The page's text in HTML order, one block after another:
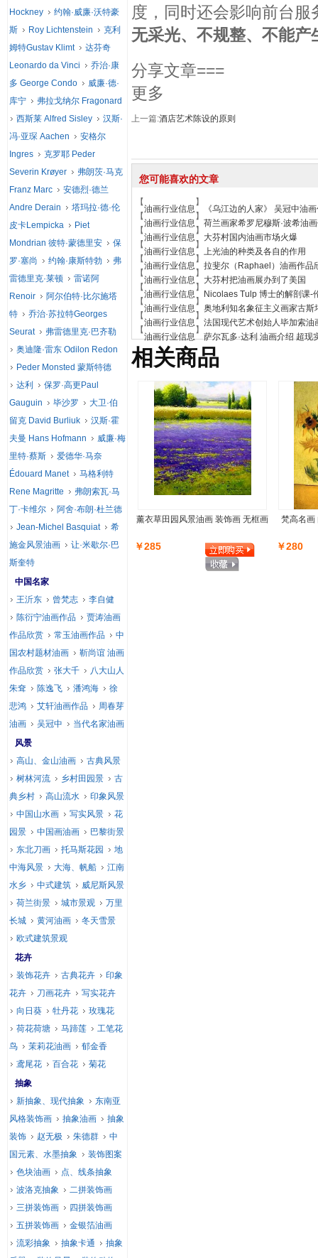
度，同时还会影响前台服
无采光、不规整、不能
分享文章===
更多
上一篇:酒店艺术陈设的原则
您可能喜欢的文章
【油画行业信息 】 《乌江边的人家》 吴冠中油
【油画行业信息 】 荷兰画家希罗尼穆斯·波希油
【油画行业信息 】 大芬村国内油画市场火爆
【油画行业信息 】 上光油的种类及各自的作用
【油画行业信息 】 拉斐尔（Raphael）油画作品
【油画行业信息 】 大芬村把油画展办到了美国
【油画行业信息 】 Nicolaes Tulp 博士的解剖课-
【油画行业信息 】 奥地利知名象征主义画家古斯
【油画行业信息 】 法国现代艺术创始人毕加索油
【油画行业信息】 萨尔瓦多·达利 油画介绍 超现
相关商品
薰衣草田园风景油画 装饰画 无框画
￥285
梵高名画
￥280
Hockney
约翰·威廉·沃特豪
斯
Roy Lichtenstein
克利
姆特Gustav Klimt
达芬奇
Leonardo da Vinci
乔治·康
多 George Condo
威廉·德·
库宁
弗拉戈纳尔 Fragonard
西斯莱 Alfred Sisley
汉斯·
冯·亚琛 Aachen
安格尔
Ingres
克罗耶 Peder
Severin Krøyer
弗朗茨·马克
Franz Marc
安德烈·德兰
Andre Derain
塔玛拉·德·伦
皮卡Lempicka
Piet
Mondrian 彼特·蒙德里安
保
罗·塞尚
约翰·康斯特勃
弗
雷德里克·莱顿
雷诺阿
Renoir
阿尔伯特·比尔施塔
特
乔治·苏拉特Georges
Seurat
弗雷德里克·巴齐勒
奥迪隆·雷东 Odilon Redon
Peder Monsted 蒙斯特德
达利
保罗·高更Paul
Gauguin
毕沙罗
大卫·伯
留克 David Burliuk
汉斯·霍
夫曼 Hans Hofmann
威廉·梅
里特·蔡斯
爱德华·马奈
Édouard Manet
马格利特
Rene Magritte
弗朗索瓦·马
丁·卡维尔
阿舍·布朗·杜兰德
Jean-Michel Basquiat
希
施金风景油画
让·米歇尔·巴
斯奎特
中国名家
王沂东
曾梵志
李自健
陈衍宁油画作品
贾涛油画
作品欣赏
常玉油画作品
中
国农村题材油画
靳尚谊 油画
作品欣赏
张大千
八大山人
朱耷
陈逸飞 潘鸿海
徐
悲鸿
艾轩油画作品
周春芽
油画
吴冠中
当代名家油画
风景
高山、金山油画
古典风景
树林河流
乡村田园景
古
典乡村
高山流水
印象风景
中国山水画
写实风景
花
园景
中国画油画
巴黎街景
东北刀画
托马斯花园
地
中海风景
大海、帆船
江南
水乡
中式建筑
威尼斯风景
荷兰街景
城市景观
万里
长城
黄河油画
冬天雪景
欧式建筑景观
花卉
装饰花卉
古典花卉
印象
花卉
刀画花卉
写实花卉
向日葵
牡丹花
玫瑰花
荷花荷塘
马蹄莲
工笔花
鸟
茉莉花油画
郁金香
鸢尾花
百合花
菊花
抽象
新抽象、现代抽象
东南亚
风格装饰画
抽象油画
抽象
装饰
赵无极 朱德群
中
国元素、水墨抽象
装饰图案
色块油画
点、线条抽象
波洛克抽象
二拼装饰画
三拼装饰画
四拼装饰画
五拼装饰画
金银箔油画
流彩抽象
抽象卡通
抽象